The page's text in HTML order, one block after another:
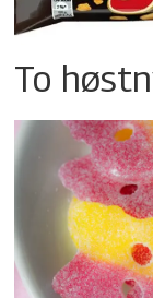
To